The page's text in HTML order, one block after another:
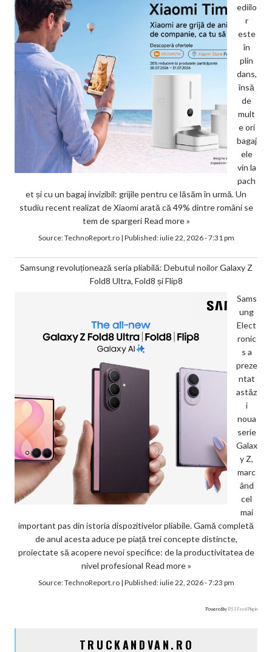
ediilo
r
este
în
plin
dans,
însă
de
mult
e ori
bagaj
ele
vin la
pach
et și cu un bagaj invizibil: grijile pentru ce lăsăm în urmă. Un
studiu recent realizat de Xiaomi arată că 49% dintre români se
tem de spargeri Read more »
Source:TechnoReport.ro| Published:iulie 22, 2026 - 7:31 pm
Samsung revoluționează seria pliabilă: Debutul noilor Galaxy Z
Fold8 Ultra, Fold8 și Flip8
Sams
ung
Elect
ronic
s a
preze
ntat
astăz
i
noua
serie
Galax
y Z,
marc
ând
cel
mai
important pas din istoria dispozitivelor pliabile. Gamă completă
de anul acesta aduce pe piață trei concepte distincte,
proiectate să acopere nevoi specifice: de la productivitatea de
nivel profesional Read more »
Source:TechnoReport.ro| Published:iulie 22, 2026 - 7:23 pm
Powered by RSS Feed Plugin
TRUCKANDVAN.RO